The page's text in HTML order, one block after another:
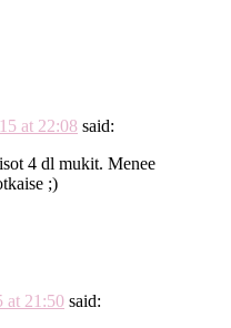
at 22:08 said:
4 dl mukit. Menee
;)
at 21:50 said: